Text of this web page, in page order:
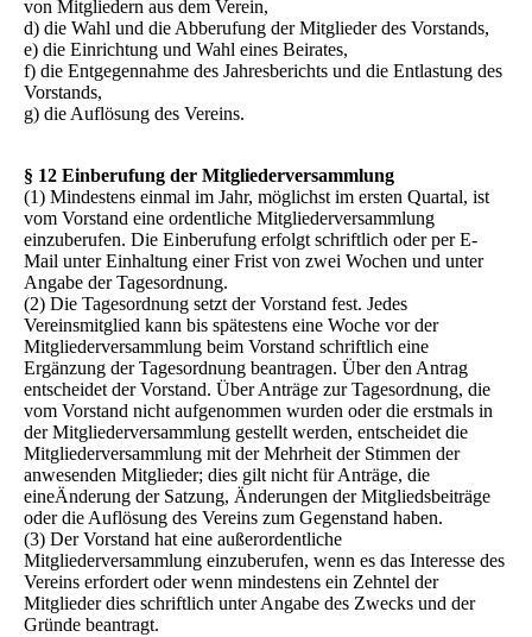
von Mitgliedern aus dem Verein,
d) die Wahl und die Abberufung der Mitglieder des Vorstands,
e) die Einrichtung und Wahl eines Beirates,
f) die Entgegennahme des Jahresberichts und die Entlastung des
Vorstands,
g) die Auflösung des Vereins.
§ 12 Einberufung der Mitgliederversammlung
(1) Mindestens einmal im Jahr, möglichst im ersten Quartal, ist
vom Vorstand eine ordentliche Mitgliederversammlung
einzuberufen. Die Einberufung erfolgt schriftlich oder per E-
Mail unter Einhaltung einer Frist von zwei Wochen und unter
Angabe der Tagesordnung.
(2) Die Tagesordnung setzt der Vorstand fest. Jedes
Vereinsmitglied kann bis spätestens eine Woche vor der
Mitgliederversammlung beim Vorstand schriftlich eine
Ergänzung der Tagesordnung beantragen. Über den Antrag
entscheidet der Vorstand. Über Anträge zur Tagesordnung, die
vom Vorstand nicht aufgenommen wurden oder die erstmals in
der Mitgliederversammlung gestellt werden, entscheidet die
Mitgliederversammlung mit der Mehrheit der Stimmen der
anwesenden Mitglieder; dies gilt nicht für Anträge, die
eineÄnderung der Satzung, Änderungen der Mitgliedsbeiträge
oder die Auflösung des Vereins zum Gegenstand haben.
(3) Der Vorstand hat eine außerordentliche
Mitgliederversammlung einzuberufen, wenn es das Interesse des
Vereins erfordert oder wenn mindestens ein Zehntel der
Mitglieder dies schriftlich unter Angabe des Zwecks und der
Gründe beantragt.